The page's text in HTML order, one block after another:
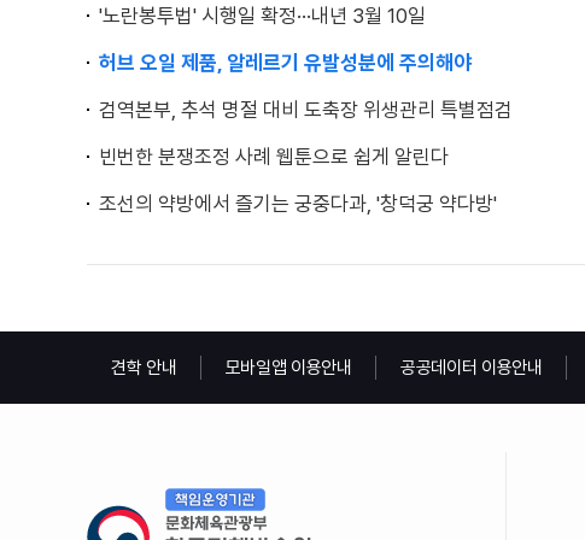
'노란봉투법' 시행일 확정···내년 3월 10일
허브 오일 제품, 알레르기 유발성분에 주의해야
검역본부, 추석 명절 대비 도축장 위생관리 특별점검
빈번한 분쟁조정 사례 웹툰으로 쉽게 알린다
조선의 약방에서 즐기는 궁중다과, '창덕궁 약다방'
견학 안내 모바일앱 이용안내 공공데이터 이용안내